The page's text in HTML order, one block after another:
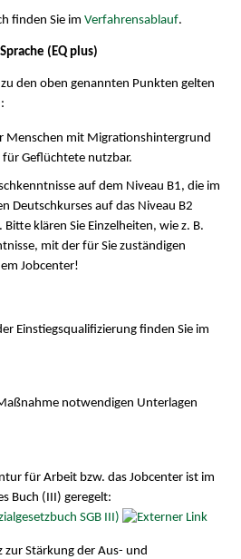
finden Sie imVerfahrensablauf.
(EQ plus)
den oben genannten Punkten gelten
Menschen mit Migrationshintergrund
Geflüchtete nutzbar.
auf dem Niveau B1, die im
Deutschkurses auf das Niveau B2
klären Sie Einzelheiten, wie z. B.
mit der für Sie zuständigen
Jobcenter!
Einstiegsqualifizierung finden Sie im
notwendigen Unterlagen
für Arbeit bzw. das Jobcenter ist im
Buch (III) geregelt:
SGB III)
zur Stärkung der Aus- und